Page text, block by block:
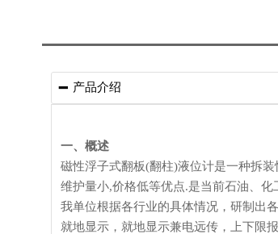
 产品介绍
一、概述
磁性浮子式翻板(翻柱)液位计是一种拆
维护量小,价格低等优点.是当前石油、
我单位根据各行业的具体情况，研制出
就地显示，就地显示兼电远传，上下限